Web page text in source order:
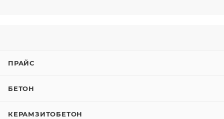
ПРАЙС
БЕТОН
КЕРАМЗИТОБЕТОН